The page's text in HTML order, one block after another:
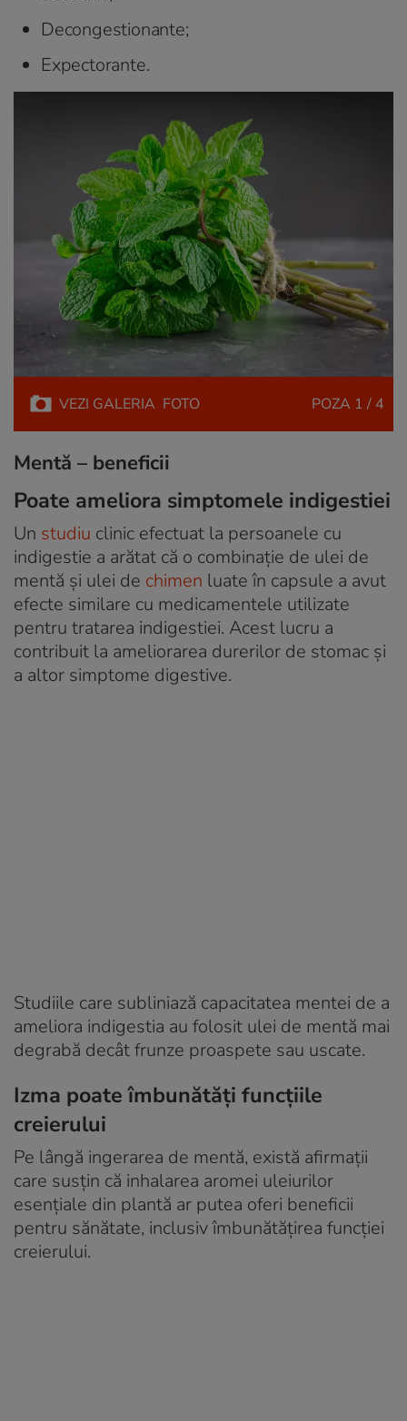
Decongestionante;
Expectorante.
VEZI GALERIA FOTO POZA 1 / 4
Mentă – beneficii
Poate ameliora simptomele indigestiei
Un studiu clinic efectuat la persoanele cu
indigestie a arătat că o combinație de ulei de
mentă și ulei de chimen luate în capsule a avut
efecte similare cu medicamentele utilizate
pentru tratarea indigestiei. Acest lucru a
contribuit la ameliorarea durerilor de stomac și
a altor simptome digestive.
Studiile care subliniază capacitatea mentei de a
ameliora indigestia au folosit ulei de mentă mai
degrabă decât frunze proaspete sau uscate.
Izma poate îmbunătăți funcțiile
creierului
Pe lângă ingerarea de mentă, există afirmații
care susțin că inhalarea aromei uleiurilor
esențiale din plantă ar putea oferi beneficii
pentru sănătate, inclusiv îmbunătățirea funcției
creierului.